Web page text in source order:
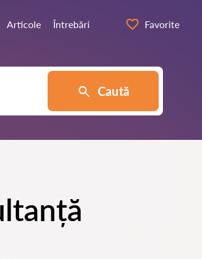
Articole Întrebări Favorite
Caută